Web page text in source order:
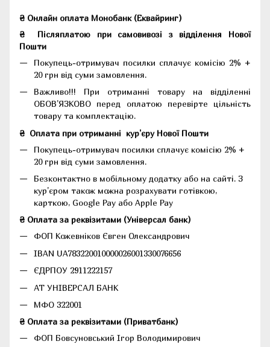
₴ Онлайн оплата Монобанк (Еквайринг)
₴
Післяплатою при самовивозі з відділення Нової
Пошти
Покупець-отримувач посилки сплачує комісію 2% +
20 грн від суми замовлення.
Важливо!!! При отриманні товару на відділенні
ОБОВ'ЯЗКОВО перед оплатою перевірте цільність
товару та комплектацію.
₴ Оплата при отриманні кур'єру Нової Пошти
Покупець-отримувач посилки сплачує комісію 2% +
20 грн від суми замовлення.
Безконтактно в мобільному додатку або на сайті. З
кур'єром також можна розрахувати готівкою,
карткою, Google Pay або Apple Pay
₴ Оплата за реквізитами (Універсал банк)
ФОП Кожевніков Євген Олександрович
IBAN UA783220010000026001330076656
ЄДРПОУ 2911222157
АТ УНІВЕРСАЛ БАНК
МФО 322001
₴ Оплата за реквізитами (Приватбанк)
ФОП Бовсуновський Ігор Володимирович